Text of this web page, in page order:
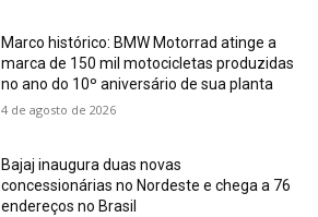
Marco histórico: BMW Motorrad atinge a
marca de 150 mil motocicletas produzidas
no ano do 10º aniversário de sua planta
4 de agosto de 2026
Bajaj inaugura duas novas
concessionárias no Nordeste e chega a 76
endereços no Brasil